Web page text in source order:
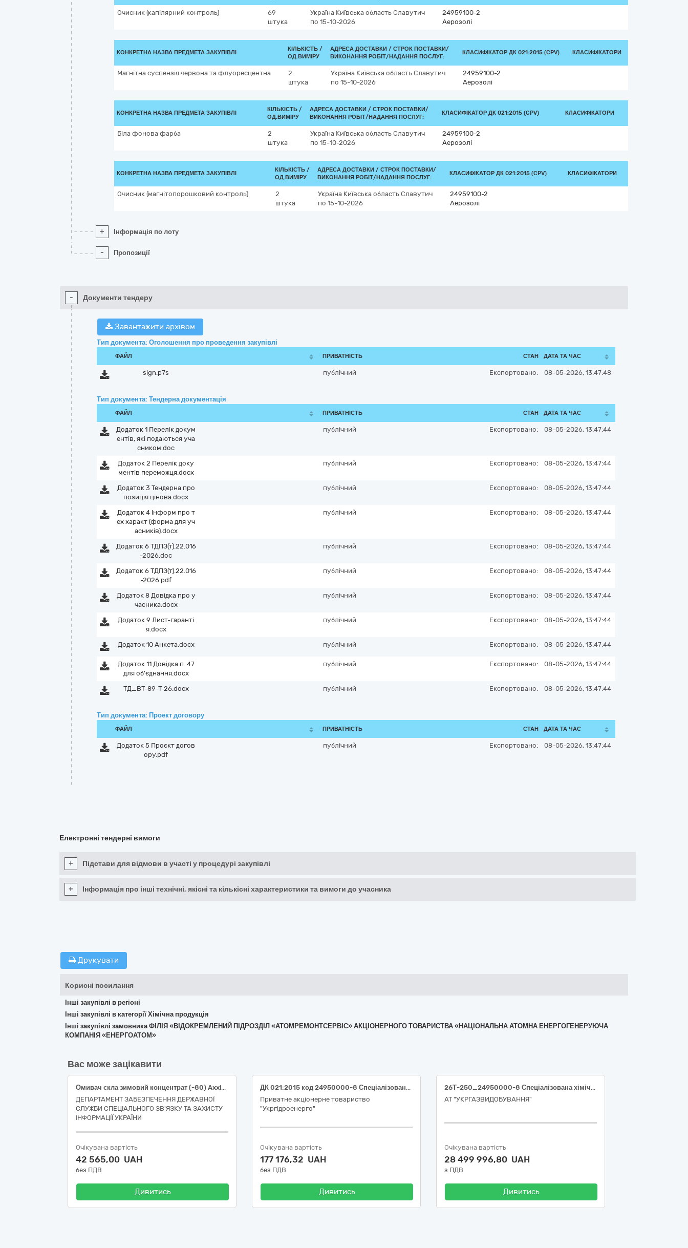
Очисник (капілярний контроль)
69
штука
Україна Київська область Славутич
по 15-10-2026
24959100-2
Аерозолі
КОНКРЕТНА НАЗВА ПРЕДМЕТА ЗАКУПІВЛІ
КІЛЬКІСТЬ /
ОД.ВИМІРУ
АДРЕСА ДОСТАВКИ / СТРОК ПОСТАВКИ/
ВИКОНАННЯ РОБІТ/НАДАННЯ ПОСЛУГ:
КЛАСИФІКАТОР ДК 021:2015 (CPV) КЛАСИФІКАТОРИ
Магнітна суспензія червона та флуоресцентна
2
штука
Україна Київська область Славутич
по 15-10-2026
24959100-2
Аерозолі
КОНКРЕТНА НАЗВА ПРЕДМЕТА ЗАКУПІВЛІ
КІЛЬКІСТЬ /
ОД.ВИМІРУ
АДРЕСА ДОСТАВКИ / СТРОК ПОСТАВКИ/
ВИКОНАННЯ РОБІТ/НАДАННЯ ПОСЛУГ:
КЛАСИФІКАТОР ДК 021:2015 (CPV) КЛАСИФІКАТОРИ
Біла фонова фарба
2
штука
Україна Київська область Славутич
по 15-10-2026
24959100-2
Аерозолі
КОНКРЕТНА НАЗВА ПРЕДМЕТА ЗАКУПІВЛІ
КІЛЬКІСТЬ /
ОД.ВИМІРУ
АДРЕСА ДОСТАВКИ / СТРОК ПОСТАВКИ/
ВИКОНАННЯ РОБІТ/НАДАННЯ ПОСЛУГ:
КЛАСИФІКАТОР ДК 021:2015 (CPV) КЛАСИФІКАТОРИ
Очисник (магнітопорошковий контроль)
2
штука
Україна Київська область Славутич
по 15-10-2026
24959100-2
Аерозолі
+ Інформація по лоту
- Пропозиції
- Документи тендеру
Завантажити архівом
Тип документа: Оголошення про проведення закупівлі
ФАЙЛ ПРИВАТНІСТЬ СТАН ДАТА ТА ЧАС
sign.p7s публічний Експортовано: 08-05-2026, 13:47:48
Тип документа: Тендерна документація
ФАЙЛ ПРИВАТНІСТЬ СТАН ДАТА ТА ЧАС
Додаток 1 Перелік докум
ентів, які подаються уча
сником.doc
публічний Експортовано: 08-05-2026, 13:47:44
Додаток 2 Перелік доку
ментів переможця.docx
публічний Експортовано: 08-05-2026, 13:47:44
Додаток 3 Тендерна про
позиція цінова.docx
публічний Експортовано: 08-05-2026, 13:47:44
Додаток 4 Інформ про т
ех характ (форма для уч
асників).docx
публічний Експортовано: 08-05-2026, 13:47:44
Додаток 6 ТДПЗ(т).22.016
-2026.doc
публічний Експортовано: 08-05-2026, 13:47:44
Додаток 6 ТДПЗ(т).22.016
-2026.pdf
публічний Експортовано: 08-05-2026, 13:47:44
Додаток 8 Довідка про у
часника.docx
публічний Експортовано: 08-05-2026, 13:47:44
Додаток 9 Лист-гаранті
я.docx
публічний Експортовано: 08-05-2026, 13:47:44
Додаток 10 Анкета.docx публічний Експортовано: 08-05-2026, 13:47:44
Додаток 11 Довідка п. 47
для об'єднання.docx
публічний Експортовано: 08-05-2026, 13:47:44
ТД_ВТ-89-Т-26.docx публічний Експортовано: 08-05-2026, 13:47:44
Тип документа: Проект договору
ФАЙЛ ПРИВАТНІСТЬ СТАН ДАТА ТА ЧАС
Додаток 5 Проєкт догов
ору.pdf
публічний Експортовано: 08-05-2026, 13:47:44
Електронні тендерні вимоги
+ Підстави для відмови в участі у процедурі закупівлі
+ Інформація про інші технічні, якісні та кількісні характеристики та вимоги до учасника
Друкувати
Корисні посилання
Інші закупівлі в регіоні
Інші закупівлі в категорії Хімічна продукція
Інші закупівлі замовника ФІЛІЯ «ВІДОКРЕМЛЕНИЙ ПІДРОЗДІЛ «АТОМРЕМОНТСЕРВІС» АКЦІОНЕРНОГО ТОВАРИСТВА «НАЦІОНАЛЬНА АТОМНА ЕНЕРГОГЕНЕРУЮЧА
КОМПАНІЯ «ЕНЕРГОАТОМ»
Вас може зацікавити
Омивач скла зимовий концентрат (-80) Axxis Bubble Gum
ДЕПАРТАМЕНТ ЗАБЕЗПЕЧЕННЯ ДЕРЖАВНОЇ
СЛУЖБИ СПЕЦІАЛЬНОГО ЗВ'ЯЗКУ ТА ЗАХИСТУ
ІНФОРМАЦІЇ УКРАЇНИ
Очікувана вартість
42 565,00 UAH
без ПДВ
Дивитись
ДК 021:2015 код 24950000-8 Спеціалізована хімічна продукція (Спеціалізована хімічна продукція для філії "Каскад Київських ГЕС і ГАЕС" ПрАТ "Укргідроенерго")
Приватне акціонерне товариство
"Укргідроенерго"
Очікувана вартість
177 176,32 UAH
без ПДВ
Дивитись
26Т-250_24950000-8 Спеціалізована хімічна продукція (Целюлоза поліаніонна високов’язка РАС НV)
АТ "УКРГАЗВИДОБУВАННЯ"
Очікувана вартість
28 499 996,80 UAH
з ПДВ
Дивитись